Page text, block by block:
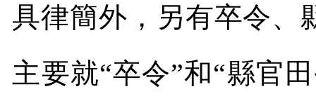
具律簡外，另有卒令、
主要就“卒令”和“縣官